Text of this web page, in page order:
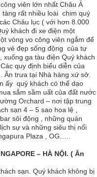
viên lớn nhất Châu Á
tàng rất nhiều loài chim quý
Châu lục ( với hơn 8.000
khách đi xe điện một
vòng vo công viên ngắm để
vẻ đẹp sống động của tự
xuống ga tàu điện Quý khách
quy định biểu diễn của
Ăn trưa tại Nhà hàng xứ sở.
ấy quý khách có thể dạo
sắm sầm uất của đất nước
Orchard – nơi tập trung
sạn 4 – 5 sao hoa lệ ,
sôi động , những quán
sự và những siêu thị nổi
Plaza , OG…..
– HÀ NỘI. ( Ăn
sạn. Quý khách không bị